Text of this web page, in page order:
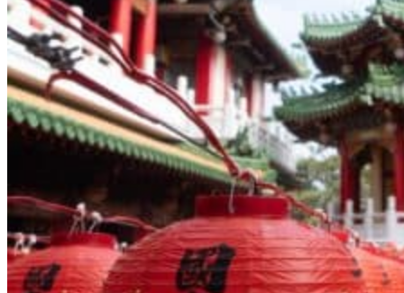
À propos
Notre agence
Notre agence à Taïwan
Le réseau Asian Roads
Les avis des voyageurs sur Taïwan
Préparer votre séjour
Nos hôtels partenaires
Avant de partir à Taïwan
L’Histoire de Taïwan
La météo et le climat à Taïwan
Se déplacer à Taïwan
Guide de traduction en mandarin
La gastronomie taïwanaise
Fêtes traditionnelles